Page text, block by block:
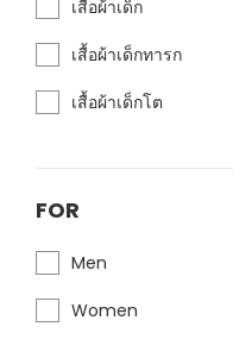
เสื้อผ้าเด็ก
เสื้อผ้าเด็กทารก
เสื้อผ้าเด็กโต
FOR
Men
Women